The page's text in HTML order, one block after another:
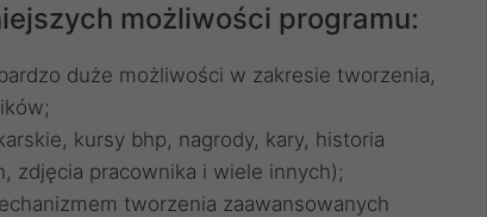
możliwości programu:
duże możliwości w zakresie tworzenia,
kursy bhp, nagrody, kary, historia
zdjęcia pracownika i wiele innych);
tworzenia zaawansowanych